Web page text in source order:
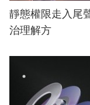
靜態權限走入尾
治理解方